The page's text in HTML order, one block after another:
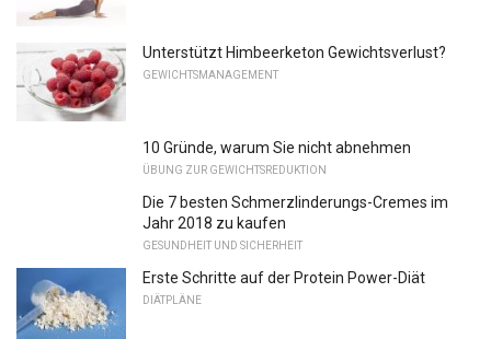
Unterstützt Himbeerketon Gewichtsverlust?
GEWICHTSMANAGEMENT
10 Gründe, warum Sie nicht abnehmen
ÜBUNG ZUR GEWICHTSREDUKTION
Die 7 besten Schmerzlinderungs-Cremes im
Jahr 2018 zu kaufen
GESUNDHEIT UND SICHERHEIT
Erste Schritte auf der Protein Power-Diät
DIÄTPLÄNE